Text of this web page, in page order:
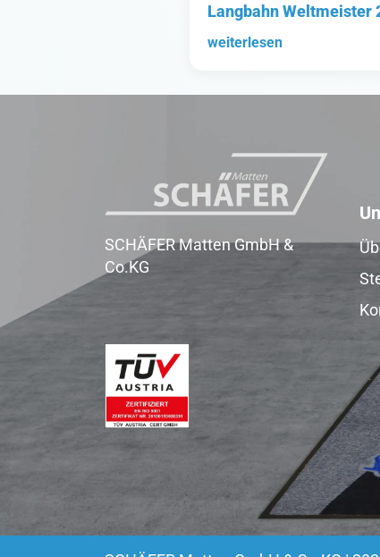
Langbahn Weltmeister
weiterlesen
SCHÄFER Matten GmbH &
Co.KG